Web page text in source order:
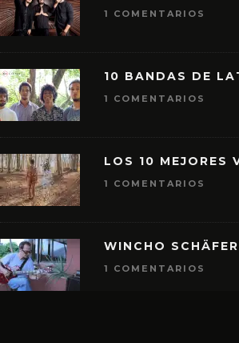
1 COMENTARIOS
10 BANDAS DE
1 COMENTARIOS
LOS 10 MEJORES
1 COMENTARIOS
WINCHO
1 COMENTARIOS